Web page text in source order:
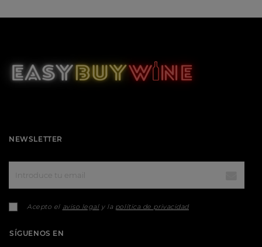
NEWSLETTER
Acepto el aviso legaly la política de privacidad
SÍGUENOS EN